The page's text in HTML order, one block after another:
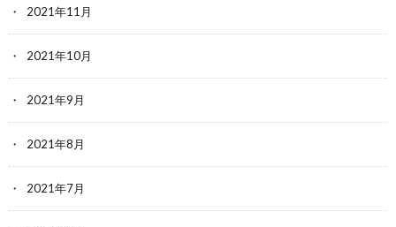
2021年11月
2021年10月
2021年9月
2021年8月
2021年7月